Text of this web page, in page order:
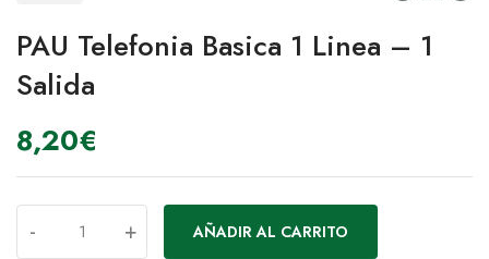
PAU Telefonia Basica 1 Linea – 1
Salida
8,20€
- + AÑADIR AL CARRITO